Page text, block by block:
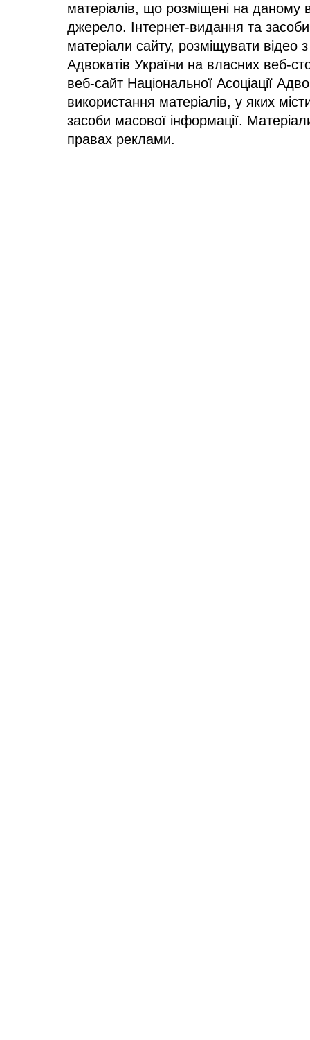
матеріалів, що розміщені на даному
джерело. Інтернет-видання та
матеріали сайту, розміщувати відео
Адвокатів України на власних веб-
веб-сайт Національної Асоціації
використання матеріалів, у яких
засоби масової інформації.
правах реклами.